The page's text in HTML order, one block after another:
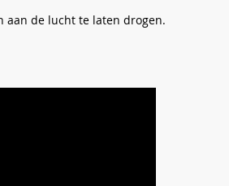
aan de lucht te laten drogen.